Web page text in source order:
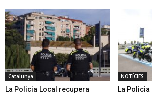
Catalunya
La Policia Local recupera
NOTÍCIES
La